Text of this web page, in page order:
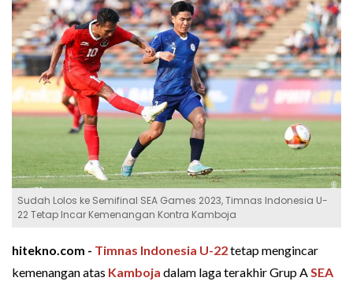
Sudah Lolos ke Semifinal SEA Games 2023, Timnas Indonesia U-
22 Tetap Incar Kemenangan Kontra Kamboja
hitekno.com - Timnas Indonesia U-22tetap mengincar
kemenangan atas Kamboja dalam laga terakhir Grup ASEA